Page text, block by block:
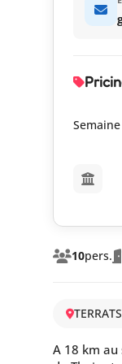
10pers.
TERRATS
A 18 km au
Semaine